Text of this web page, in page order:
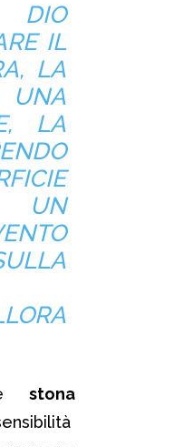
IL
LA
UNA
LA
UN
stona